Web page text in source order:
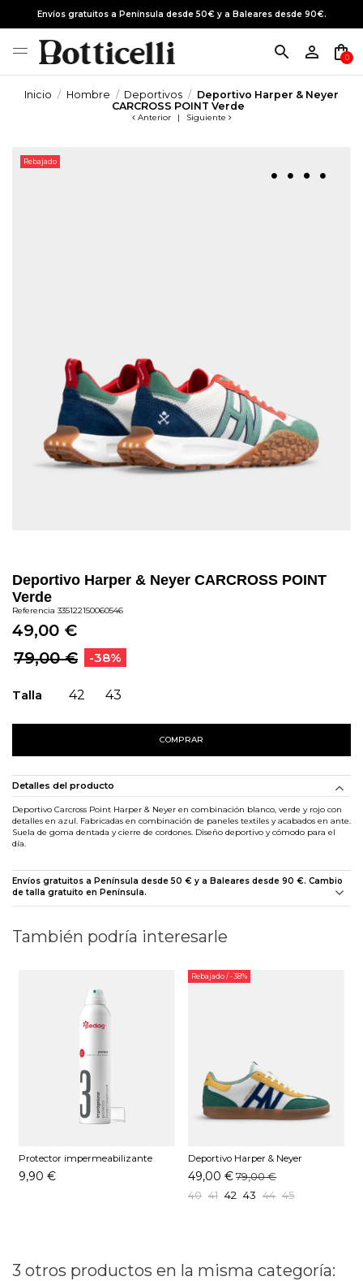
Envíos gratuitos a Península desde 50€ y a Baleares desde 90€.
search person_outline shopping_bag
0
Inicio Hombre Deportivos
Deportivo Harper & Neyer
CARCROSS POINT Verde
Anterior | Siguiente
Rebajado
Deportivo Harper & Neyer CARCROSS POINT
Verde
Referencia 335122150060546
49,00 €
79,00 €
-38%
Talla 42 43
COMPRAR
Detalles del producto
Deportivo Carcross Point Harper & Neyer en combinación blanco, verde y rojo con
detalles en azul. Fabricadas en combinación de paneles textiles y acabados en ante.
Suela de goma dentada y cierre de cordones. Diseño deportivo y cómodo para el
día.
Envíos gratuitos a Península desde 50 € y a Baleares desde 90 €. Cambio
de talla gratuito en Península.
También podría interesarle
Protector impermeabilizante
Pedag 250 ML
9,90 €
Rebajado/ -38%
Deportivo Harper & Neyer
HAMPTONS LITE Verde
49,00 € 79,00 €
40 41 42 43 44 45
3 otros productos en la misma categoría: